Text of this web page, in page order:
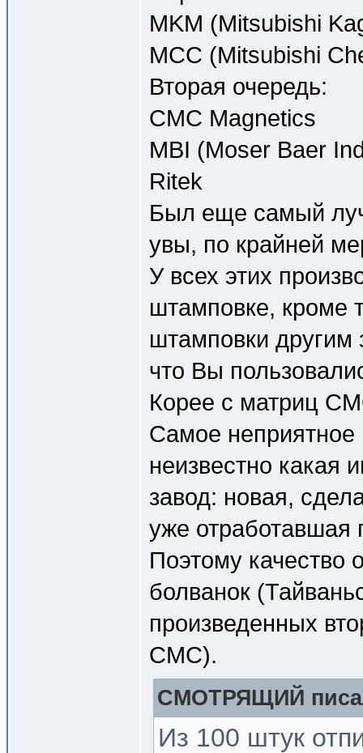
MKM (Mitsubishi
MCC (Mitsubishi
Вторая очередь:
CMC Magnetics
MBI (Moser Baer
Ritek
Был еще самый
увы, по крайней
У всех этих
штамповке, кроме
штамповки другим
что Вы
Корее с матриц
Самое неприятное
неизвестно какая
завод: новая,
уже отработавшая
Поэтому качество
болванок
произведенных
CMC).
СМОТРЯЩИЙ
Из 100 штук